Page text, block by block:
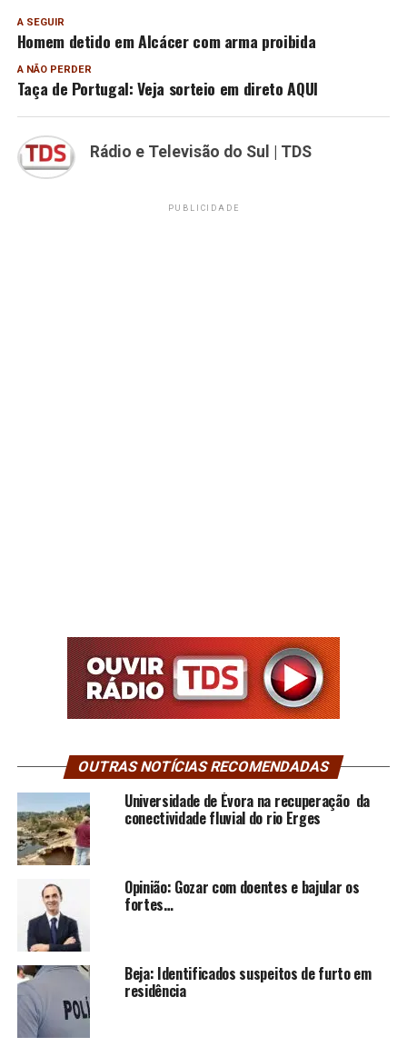
A SEGUIR
Homem detido em Alcácer com arma proibida
A NÃO PERDER
Taça de Portugal: Veja sorteio em direto AQUI
Rádio e Televisão do Sul | TDS
PUBLICIDADE
OUTRAS NOTÍCIAS RECOMENDADAS
Universidade de Évora na recuperação da
conectividade fluvial do rio Erges
Opinião: Gozar com doentes e bajular os
fortes…
Beja: Identificados suspeitos de furto em
residência